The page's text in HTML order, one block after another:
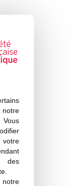
notre
des